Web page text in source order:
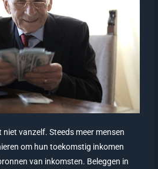
niet vanzelf. Steeds meer mensen
om hun toekomstig inkomen
van inkomsten. Beleggen in